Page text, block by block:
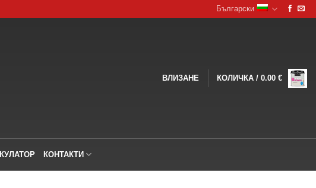
Български
ВЛИЗАНЕ КОЛИЧКА / 0.00 €
КОНТАКТИ